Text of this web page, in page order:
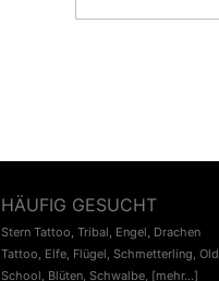
HÄUFIG GESUCHT
Stern Tattoo, Tribal, Engel, Drachen
Tattoo, Elfe, Flügel, Schmetterling, Old
School, Blüten, Schwalbe, [mehr...]